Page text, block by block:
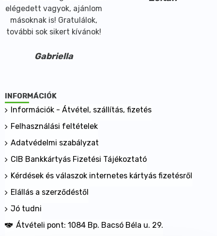
elégedett vagyok, ajánlom
másoknak is! Gratulálok,
további sok sikert kívánok!
Gabriella
INFORMÁCIÓK
Információk - Átvétel, szállítás, fizetés
Felhasználási feltételek
Adatvédelmi szabályzat
CIB Bankkártyás Fizetési Tájékoztató
Kérdések és válaszok internetes kártyás fizetésről
Elállás a szerződéstől
Jó tudni
Átvételi pont: 1084 Bp. Bacsó Béla u. 29.